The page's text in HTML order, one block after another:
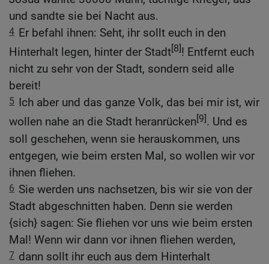
und sandte sie bei Nacht aus.
4 Er befahl ihnen: Seht, ihr sollt euch in den
Hinterhalt legen, hinter der Stadt[8]! Entfernt euch
nicht zu sehr von der Stadt, sondern seid alle
bereit!
5 Ich aber und das ganze Volk, das bei mir ist, wir
wollen nahe an die Stadt heranrücken[9]. Und es
soll geschehen, wenn sie herauskommen, uns
entgegen, wie beim ersten Mal, so wollen wir vor
ihnen fliehen.
6 Sie werden uns nachsetzen, bis wir sie von der
Stadt abgeschnitten haben. Denn sie werden
{sich} sagen: Sie fliehen vor uns wie beim ersten
Mal! Wenn wir dann vor ihnen fliehen werden,
7 dann sollt ihr euch aus dem Hinterhalt